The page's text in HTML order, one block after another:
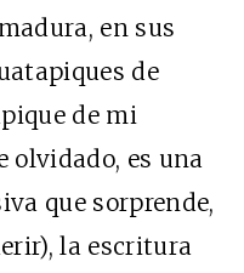
en sus
de
de mi
olvidado, es una
que sorprende,
la escritura